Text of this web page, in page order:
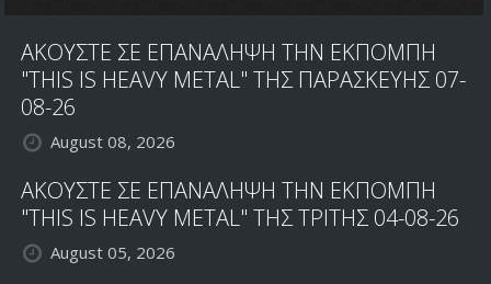
ΑΚΟΥΣΤΕ ΣΕ ΕΠΑΝΑΛΗΨΗ ΤΗΝ ΕΚΠΟΜΠΗ
"THIS IS HEAVY METAL" ΤΗΣ ΠΑΡΑΣΚΕΥΗΣ 07-
08-26
August 08, 2026
ΑΚΟΥΣΤΕ ΣΕ ΕΠΑΝΑΛΗΨΗ ΤΗΝ ΕΚΠΟΜΠΗ
"THIS IS HEAVY METAL" ΤΗΣ ΤΡΙΤΗΣ 04-08-26
August 05, 2026